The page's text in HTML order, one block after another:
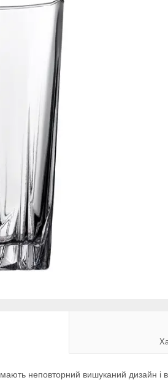
мають неповторний вишуканий дизайн і